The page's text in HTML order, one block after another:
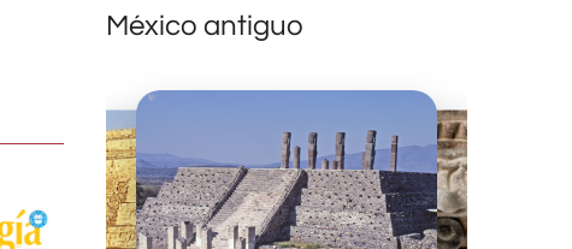
México antiguo